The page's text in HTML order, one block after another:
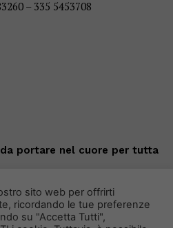
– 335 5453708
portare nel cuore per tutta
sito web per offrirti
ricordando le tue preferenze
su "Accetta Tutti",